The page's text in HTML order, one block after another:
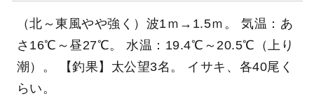
（北～東風やや強く）波1ｍ→1.5ｍ。 気温：あ
さ16℃～昼27℃。 水温：19.4℃～20.5℃（上り
潮）。 【釣果】太公望3名。 イサキ、各40尾く
らい。